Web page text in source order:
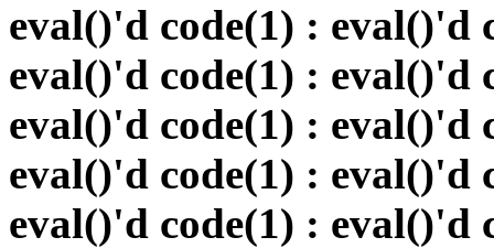
eval()'d code(1) : eval()'d
eval()'d code(1) : eval()'d
eval()'d code(1) : eval()'d
eval()'d code(1) : eval()'d
eval()'d code(1) : eval()'d